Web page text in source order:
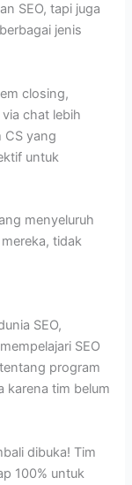
SEO, tapi juga
jenis
closing,
chat lebih
CS yang
untuk
menyeluruh
tidak
SEO,
SEO
program
karena tim belum
dibuka! Tim
100% untuk